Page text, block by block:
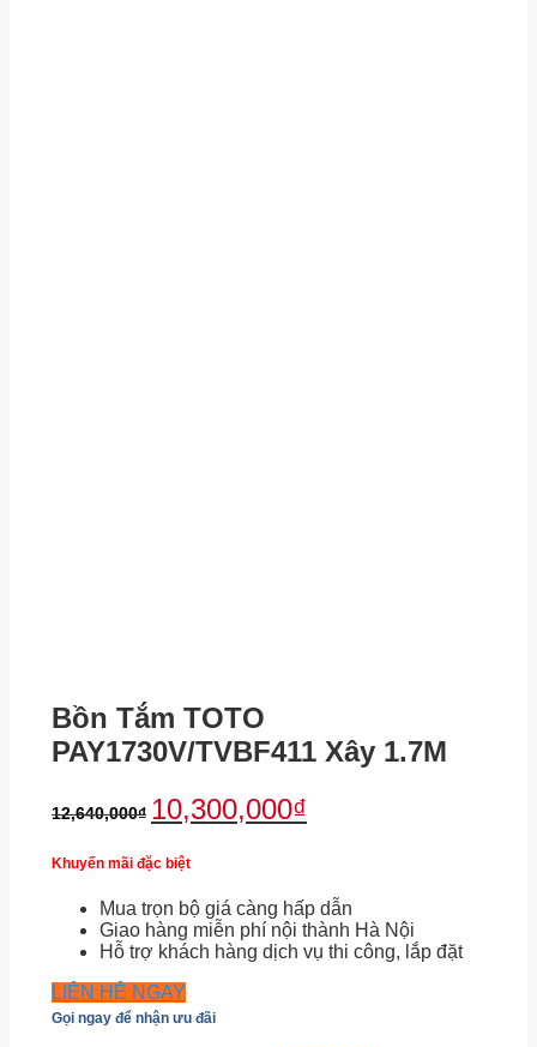
Bồn Tắm TOTO
PAY1730V/TVBF411 Xây 1.7M
12,640,000₫ 10,300,000₫
Khuyến mãi đặc biệt
Mua trọn bộ giá càng hấp dẫn
Giao hàng miễn phí nội thành Hà Nội
Hỗ trợ khách hàng dịch vụ thi công, lắp đặt
LIÊN HỆ NGAY
Gọi ngay để nhận ưu đãi